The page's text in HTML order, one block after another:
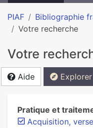
PIAF
Bibliographie
Votre recherche
Votre
Aide Explorer
Pratique et
Acquisition,